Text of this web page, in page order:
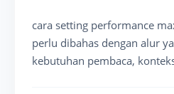
cara setting performance
perlu dibahas dengan alur
kebutuhan pembaca,